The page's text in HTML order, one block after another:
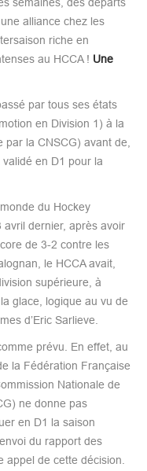
alliance chez les
riche en
au HCCA ! Une
par tous ses états
en Division 1) à la
la CNSCG) avant de,
en D1 pour la
du Hockey
avril dernier, après avoir
de 3-2 contre les
le HCCA avait,
supérieure, à
glace, logique au vu de
d’Eric Sarlieve.
prévu. En effet, au
la Fédération Française
Nationale de
ne donne pas
en D1 la saison
du rapport des
de cette décision.